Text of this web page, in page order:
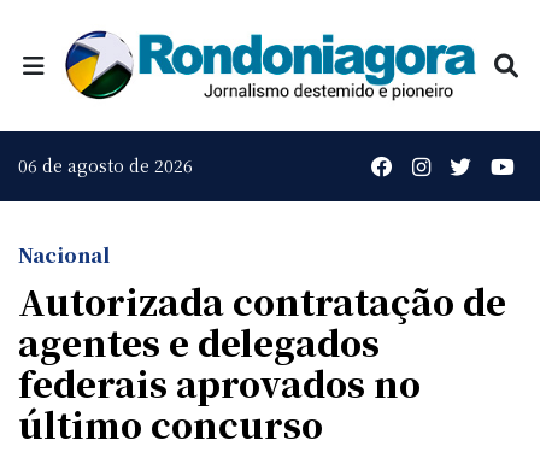
06 de agosto de 2026
Nacional
Autorizada contratação de
agentes e delegados
federais aprovados no
último concurso